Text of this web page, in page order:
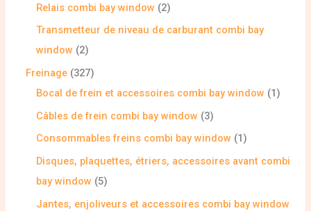
Relais combi bay window
2
Transmetteur de niveau de carburant combi bay
window
2
Freinage 327
Bocal de frein et accessoires combi bay window
1
Câbles de frein combi bay window
3
Consommables freins combi bay window
1
Disques, plaquettes, étriers, accessoires avant combi
bay window
5
Jantes, enjoliveurs et accessoires combi bay window